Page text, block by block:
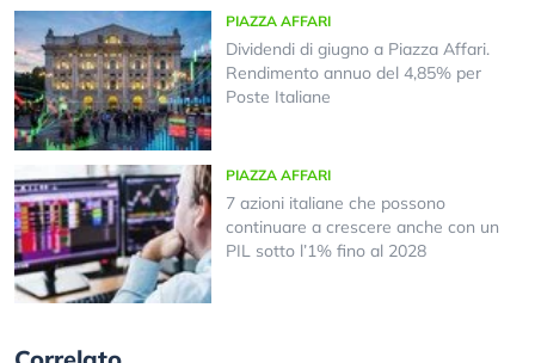
PIAZZA AFFARI
Dividendi di giugno a Piazza Affari.
Rendimento annuo del 4,85% per
Poste Italiane
PIAZZA AFFARI
7 azioni italiane che possono
continuare a crescere anche con un
PIL sotto l’1% fino al 2028